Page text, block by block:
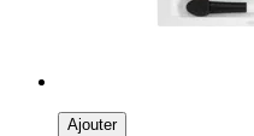
Ajouter